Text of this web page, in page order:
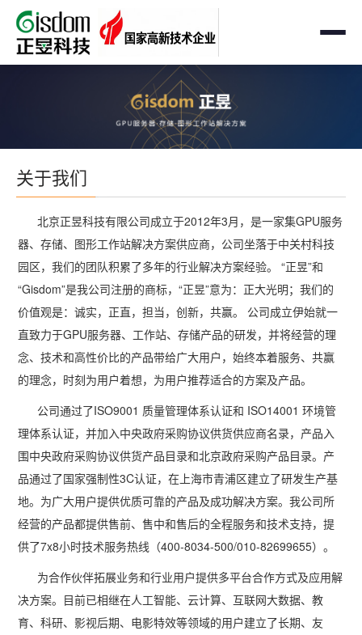
首页
AMD企业级工作站
Intel 企业级工作站
国产自主可控工作站
GPU运算工作站
个人工作站
便携一体式工作站
多屏工作站
塔式静音通用工作站
服务器
通用服务器
AMD服务器
GPU服务器
国产自主可控服务器
多路服务器
高频应用服务器
存储服务器
云游戏服务器
边缘计算服务器
存储
OEM定制化
定制化案例
品牌定制化
定制化分类
解决方案
支持与下载
成功案例
关于我们
北京正昱科技有限公司成立于2012年3月，是一家集GPU服务
器、存储、图形工作站解决方案供应商，公司坐落于中关村科技
园区，我们的团队积累了多年的行业解决方案经验。 “正昱”和
“Gisdom”是我公司注册的商标，“正昱”意为：正大光明；我们的
价值观是：诚实，正直，担当，创新，共赢。 公司成立伊始就一
直致力于GPU服务器、工作站、存储产品的研发，并将经营的理
念、技术和高性价比的产品带给广大用户，始终本着服务、共赢
的理念，时刻为用户着想，为用户推荐适合的方案及产品。
公司通过了ISO9001 质量管理体系认证和 ISO14001 环境管
理体系认证，并加入中央政府采购协议供货供应商名录，产品入
围中央政府采购协议供货产品目录和北京政府采购产品目录。产
品通过了国家强制性3C认证，在上海市青浦区建立了研发生产基
地。为广大用户提供优质可靠的产品及成功解决方案。我公司所
经营的产品都提供售前、售中和售后的全程服务和技术支持，提
供了7x8小时技术服务热线（400-8034-500/010-82699655）。
为合作伙伴拓展业务和行业用户提供多平台合作方式及应用解
决方案。目前已相继在人工智能、云计算、互联网大数据、教
育、科研、影视后期、电影特效等领域的用户建立了长期、友